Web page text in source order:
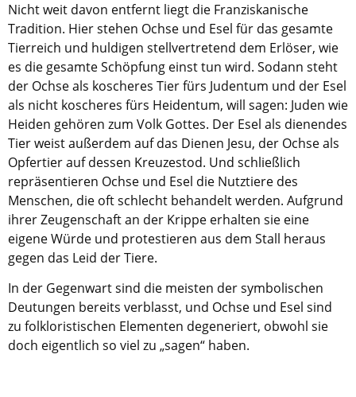
Nicht weit davon entfernt liegt die Franziskanische
Tradition. Hier stehen Ochse und Esel für das gesamte
Tierreich und huldigen stellvertretend dem Erlöser, wie
es die gesamte Schöpfung einst tun wird. Sodann steht
der Ochse als koscheres Tier fürs Judentum und der Esel
als nicht koscheres fürs Heidentum, will sagen: Juden wie
Heiden gehören zum Volk Gottes. Der Esel als dienendes
Tier weist außerdem auf das Dienen Jesu, der Ochse als
Opfertier auf dessen Kreuzestod. Und schließlich
repräsentieren Ochse und Esel die Nutztiere des
Menschen, die oft schlecht behandelt werden. Aufgrund
ihrer Zeugenschaft an der Krippe erhalten sie eine
eigene Würde und protestieren aus dem Stall heraus
gegen das Leid der Tiere.
In der Gegenwart sind die meisten der symbolischen
Deutungen bereits verblasst, und Ochse und Esel sind
zu folkloristischen Elementen degeneriert, obwohl sie
doch eigentlich so viel zu „sagen“ haben.